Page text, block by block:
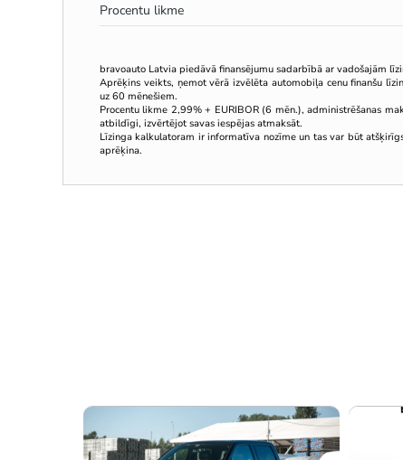
Procentu likme
bravoauto Latvia piedāvā finansējumu sadarbībā ar vadošajām
Aprēķins veikts, ņemot vērā izvēlēta automobiļa cenu finanšu
uz 60 mēnešiem.
Procentu likme 2,99% + EURIBOR (6 mēn.), administrēšanas
atbildīgi, izvērtējot savas iespējas atmaksāt.
Līzinga kalkulatoram ir informatīva nozīme un tas var būt
aprēķina.